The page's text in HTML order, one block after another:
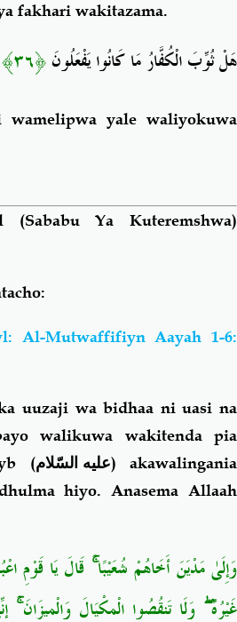
fakhari wakitazama.
هَلْ ثُوِّبَ الْكُفَّارُ مَا كَانُوا يَفْعَلُونَ﴿٣٦﴾
wamelipwa yale waliyokuwa
(Sababu Ya Kuteremshwa)
Al-Mutwaffifiyn Aayah 1-6:
uuzaji wa bidhaa ni uasi na
walikuwa wakitenda pia
(عليه السّلام)
akawalingania
hiyo.Anasema Allaah
وَإِلَىٰ مَدْيَنَ أَخَاهُمْ شُعَيْبًاۚ قَالَ يَا قَوْمِ
غَيْرُهُۖ وَلَا تَنقُصُوا الْمِكْيَالَ وَالْمِيزَانَۚ